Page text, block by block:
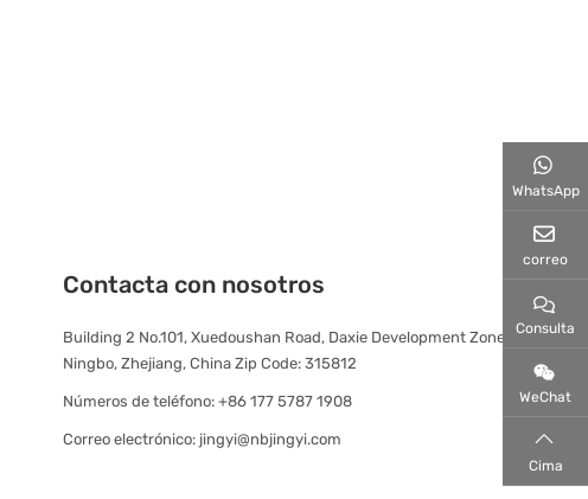
Contacta con nosotros
Building 2 No.101, Xuedoushan Road, Daxie Development Zone,
Ningbo, Zhejiang, China Zip Code: 315812
Números de teléfono: +86 177 5787 1908
Correo electrónico: jingyi@nbjingyi.com
WhatsApp
correo
Consulta
WeChat
Cima